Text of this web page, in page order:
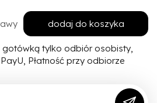
dodaj do koszyka
gotówką tylko odbiór osobisty,
Płatność przy odbiorze